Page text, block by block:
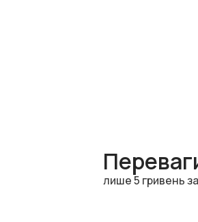
лише 5 гривень